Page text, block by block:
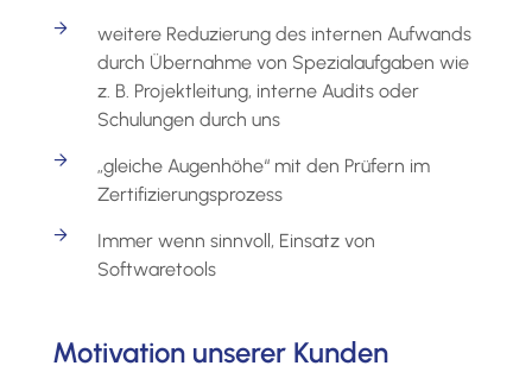
weitere Reduzierung des internen Aufwands
durch Übernahme von Spezialaufgaben wie
z. B. Projektleitung, interne Audits oder
Schulungen durch uns
„gleiche Augenhöhe“ mit den Prüfern im
Zertifizierungsprozess
Immer wenn sinnvoll, Einsatz von
Softwaretools
Motivation unserer Kunden